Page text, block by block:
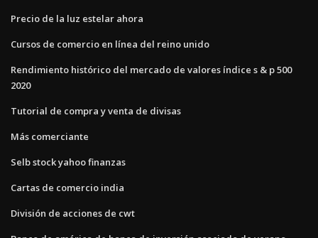
Precio de la luz estelar ahora
Cursos de comercio en línea del reino unido
Rendimiento histórico del mercado de valores índice s & p 500
2020
Tutorial de compra y venta de divisas
Más comerciante
Selb stock yahoo finanzas
Cartas de comercio india
División de acciones de cwt